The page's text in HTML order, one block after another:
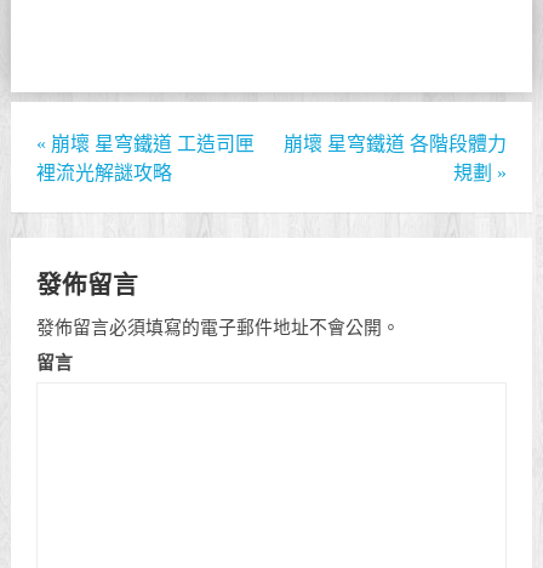
« 崩壞 星穹鐵道 工造司匣
裡流光解謎攻略
崩壞 星穹鐵道 各階段體力
規劃 »
發佈留言
發佈留言必須填寫的電子郵件地址不會公開。
留言